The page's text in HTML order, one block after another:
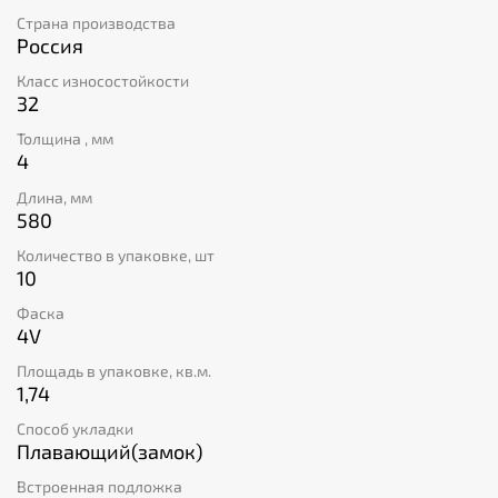
стандартами контроля качества и безопасности
продукции и производства.
BASS HOUSE – богатая палитра для воплощения
оригинальных дизайнерских идей.
Страна производства
Россия
Класс износостойкости
32
Толщина , мм
4
Длина, мм
580
Количество в упаковке, шт
10
Фаска
4V
Площадь в упаковке, кв.м.
1,74
Способ укладки
Плавающий(замок)
Встроенная подложка